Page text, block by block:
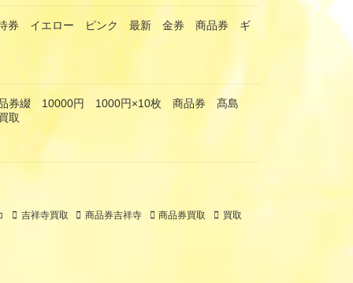
券 イエロー ピンク 最新 金券 商品券 ギ
券綴 10000円 1000円×10枚 商品券 髙島
取
吉祥寺買取 商品券吉祥寺 商品券買取 買取